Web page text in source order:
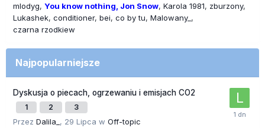
mlodyg You know nothing, Jon Snow Karola 1981
zburzony
Lukashek conditioner bei co by tu Malowany_
czarna rzodkiew
Najpopularniejsze
Dyskusja o piecach, ogrzewaniu i emisjach CO2
1 2 3
Przez Dalila_ , 29 Lipca w Off-topic